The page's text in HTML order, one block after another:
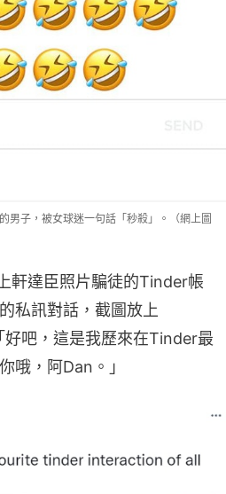
男子，被女球迷一句話「秒殺」。（網上圖
軒達臣照片騙徒的Tinder帳
私訊對話，截圖放上
吧，這是我歷來在Tinder最
哦，阿Dan。」